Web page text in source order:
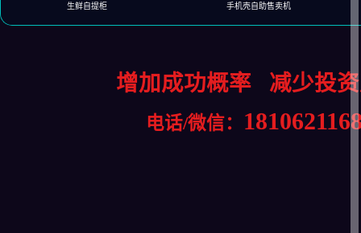
生鲜自提柜 手机壳自助售卖机
增加成功概率 减少投
电话/微信：